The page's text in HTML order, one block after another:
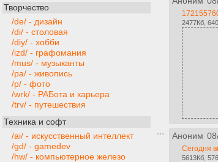
Творчество
/de/ - дизайн
/di/ - столовая
/diy/ - хобби
/izd/ - графомания
/mus/ - музыканты
/pa/ - живопись
/p/ - фото
/wrk/ - РАБота и карьера
/trv/ - путешествия
Техника и софт
/ai/ - искусственный интеллект
/gd/ - gamedev
/hw/ - компьютерное железо
2477Кб,
Аноним
Сегодня
5613Кб,